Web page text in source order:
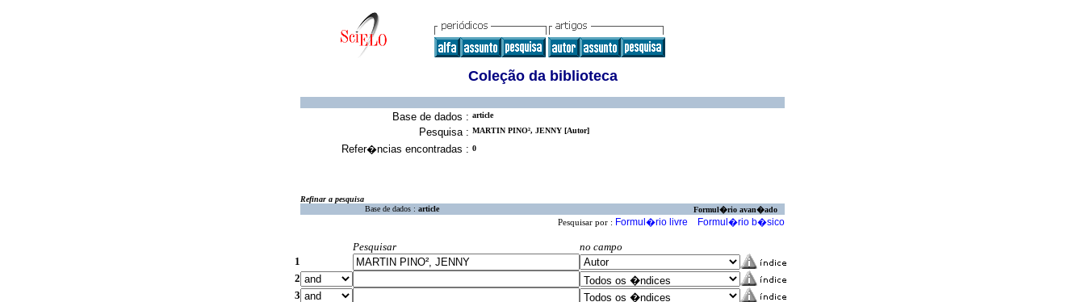
Coleção da biblioteca
Base de dados : article
Pesquisa : MARTIN PINO², JENNY [Autor]
Refer�ncias encontradas : 0
Refinar a pesquisa
Base de dados : article Formul�rio avan�ado
Pesquisar por : Formul�rio livre Formul�rio b�sico
Pesquisar
no campo
1
2
3